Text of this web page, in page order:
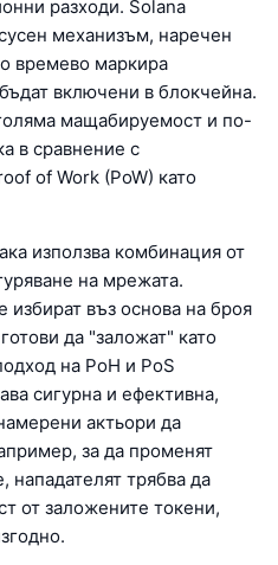
разходи. Solana
механизъм, наречен
времево маркира
включени в блокчейна.
мащабируемост и по-
в сравнение с
of Work (PoW) като
използва комбинация от
на мрежата.
избират въз основа на броя
да "заложат" като
на PoH и PoS
сигурна и ефективна,
актьори да
за да променят
нападателят трябва да
от заложените токени,